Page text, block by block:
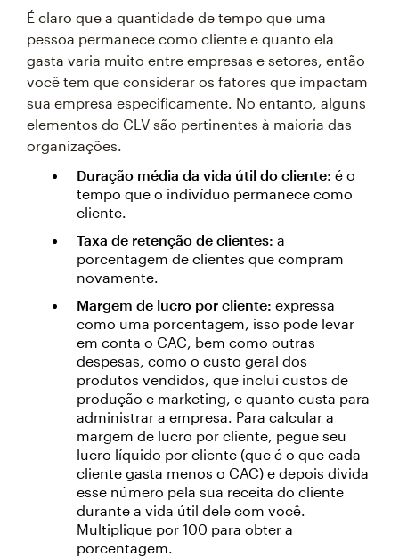
É claro que a quantidade de tempo que uma
pessoa permanece como cliente e quanto ela
gasta varia muito entre empresas e setores, então
você tem que considerar os fatores que impactam
sua empresa especificamente. No entanto, alguns
elementos do CLV são pertinentes à maioria das
organizações.
Duração média da vida útil do cliente: é o
tempo que o indivíduo permanece como
cliente.
Taxa de retenção de clientes: a
porcentagem de clientes que compram
novamente.
Margem de lucro por cliente: expressa
como uma porcentagem, isso pode levar
em conta o CAC, bem como outras
despesas, como o custo geral dos
produtos vendidos, que inclui custos de
produção e marketing, e quanto custa para
administrar a empresa. Para calcular a
margem de lucro por cliente, pegue seu
lucro líquido por cliente (que é o que cada
cliente gasta menos o CAC) e depois divida
esse número pela sua receita do cliente
durante a vida útil dele com você.
Multiplique por 100 para obter a
porcentagem.